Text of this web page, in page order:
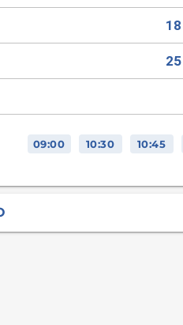
18
25
09:00 10:30 10:45